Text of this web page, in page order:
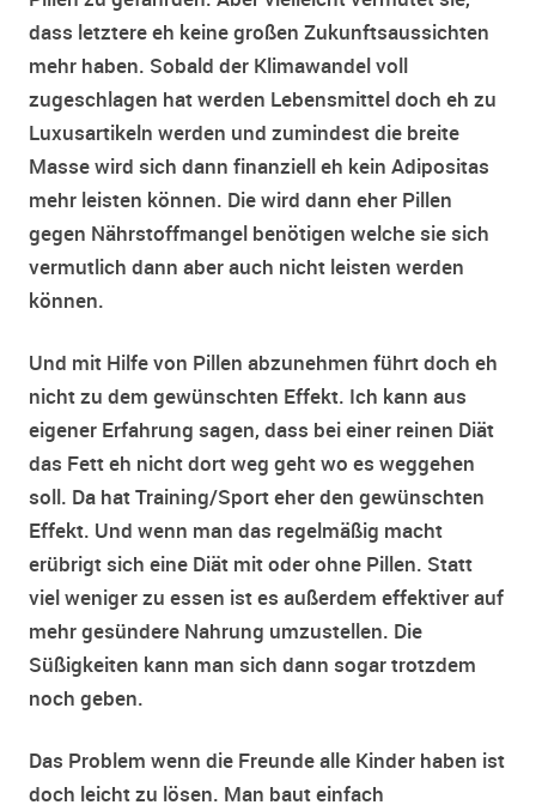
dass letztere eh keine großen Zukunftsaussichten
mehr haben. Sobald der Klimawandel voll
zugeschlagen hat werden Lebensmittel doch eh zu
Luxusartikeln werden und zumindest die breite
Masse wird sich dann finanziell eh kein Adipositas
mehr leisten können. Die wird dann eher Pillen
gegen Nährstoffmangel benötigen welche sie sich
vermutlich dann aber auch nicht leisten werden
können.
Und mit Hilfe von Pillen abzunehmen führt doch eh
nicht zu dem gewünschten Effekt. Ich kann aus
eigener Erfahrung sagen, dass bei einer reinen Diät
das Fett eh nicht dort weg geht wo es weggehen
soll. Da hat Training/Sport eher den gewünschten
Effekt. Und wenn man das regelmäßig macht
erübrigt sich eine Diät mit oder ohne Pillen. Statt
viel weniger zu essen ist es außerdem effektiver auf
mehr gesündere Nahrung umzustellen. Die
Süßigkeiten kann man sich dann sogar trotzdem
noch geben.
Das Problem wenn die Freunde alle Kinder haben ist
doch leicht zu lösen. Man baut einfach